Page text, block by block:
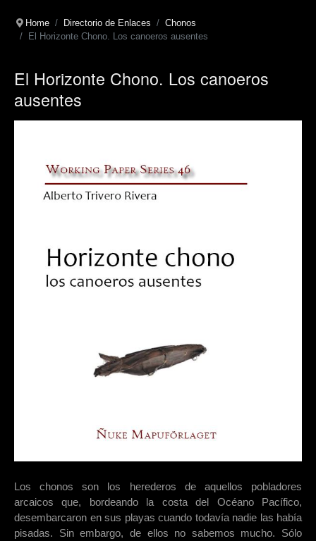
Home Directorio de Enlaces
Chonos
El Horizonte Chono. Los canoeros ausentes
El Horizonte Chono. Los canoeros
ausentes
Los chonos son los herederos de aquellos pobladores
arcaicos que, bordeando la costa del Océano Pacífico,
desembarcaron en sus playas cuando todavía nadie las había
pisadas. Sin embargo, de ellos no sabemos mucho. Sólo